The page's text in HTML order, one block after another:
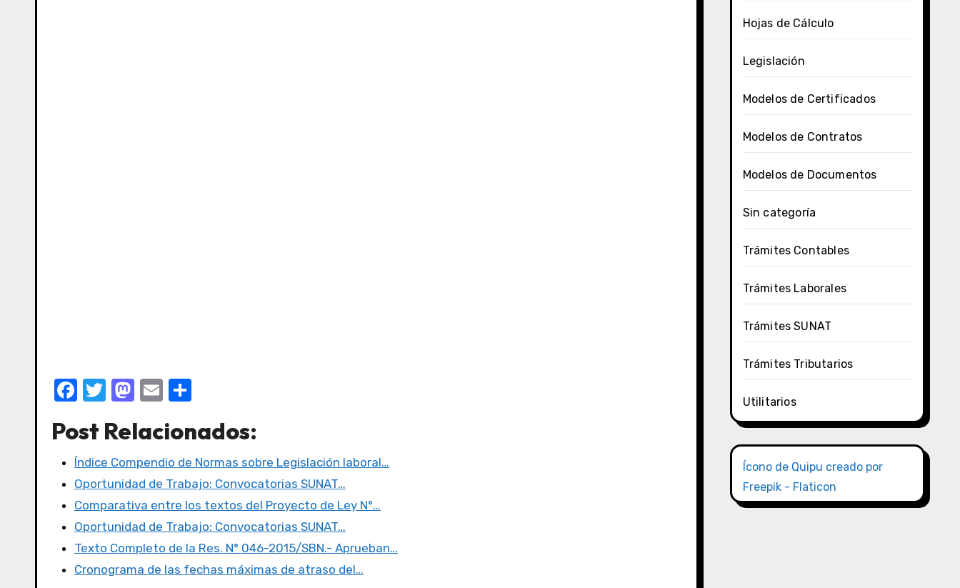
F
c
e
b
o
o
k
T
it
te
r
M
st
o
d
o
n
E
ail m
p
ar
tir
Post Relacionados:
Índice Compendio de Normas sobre Legislación laboral…
Oportunidad de Trabajo: Convocatorias SUNAT…
Comparativa entre los textos del Proyecto de Ley N°…
Oportunidad de Trabajo: Convocatorias SUNAT…
Texto Completo de la Res. N° 046-2015/SBN.- Aprueban…
Cronograma de las fechas máximas de atraso del…
Hojas de Cálculo
Legislación
Modelos de Certificados
Modelos de Contratos
Modelos de Documentos
Sin categoría
Trámites Contables
Trámites Laborales
Trámites SUNAT
Trámites Tributarios
Utilitarios
Ícono de Quipu creado por
Freepik - Flaticon